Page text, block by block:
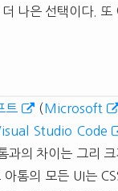
나은 선택이다. 또
트 ( Microsoft
Studio Code
과의 차이는 그리 크
아톰의 모든 UI는